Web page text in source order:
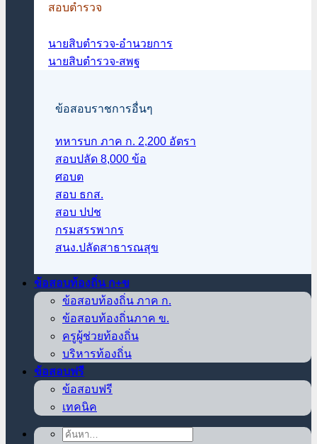
สอบตำรวจ
นายสิบตำรวจ-อำนวยการ
นายสิบตำรวจ-สพฐ
ข้อสอบราชการอื่นๆ
ทหารบก ภาค ก. 2,200 อัตรา
สอบปลัด 8,000 ข้อ
ศอบต
สอบ ธกส.
สอบ ปปช
กรมสรรพากร
สนง.ปลัดสาธารณสุข
ข้อสอบท้องถิ่น ก+ข
ข้อสอบท้องถิ่น ภาค ก.
ข้อสอบท้องถิ่นภาค ข.
ครูผู้ช่วยท้องถิ่น
บริหารท้องถิ่น
ข้อสอบฟรี
ข้อสอบฟรี
เทคนิค
ค้นหา: